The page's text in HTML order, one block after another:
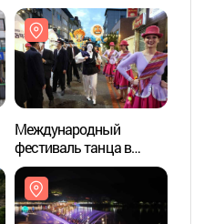
Международный
фестиваль танца в
масках в Андоне
(안동국제탈춤페스티벌)